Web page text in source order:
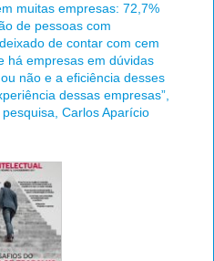
muitas empresas: 72,7%
de pessoas com
de contar com cem
há empresas em dúvidas
não e a eficiência desses
dessas empresas”,
Carlos Aparício